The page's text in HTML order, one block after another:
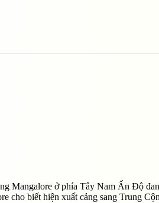
Mangalore ở phía Tây Nam Ấn Độ
cho biết hiện xuất cảng sang Trung